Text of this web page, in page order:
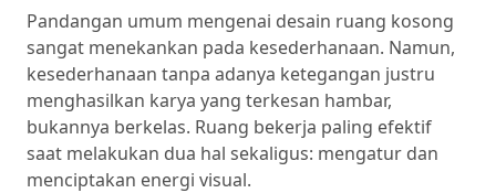
Pandangan umum mengenai desain ruang kosong
sangat menekankan pada kesederhanaan. Namun,
kesederhanaan tanpa adanya ketegangan justru
menghasilkan karya yang terkesan hambar,
bukannya berkelas. Ruang bekerja paling efektif
saat melakukan dua hal sekaligus: mengatur dan
menciptakan energi visual.